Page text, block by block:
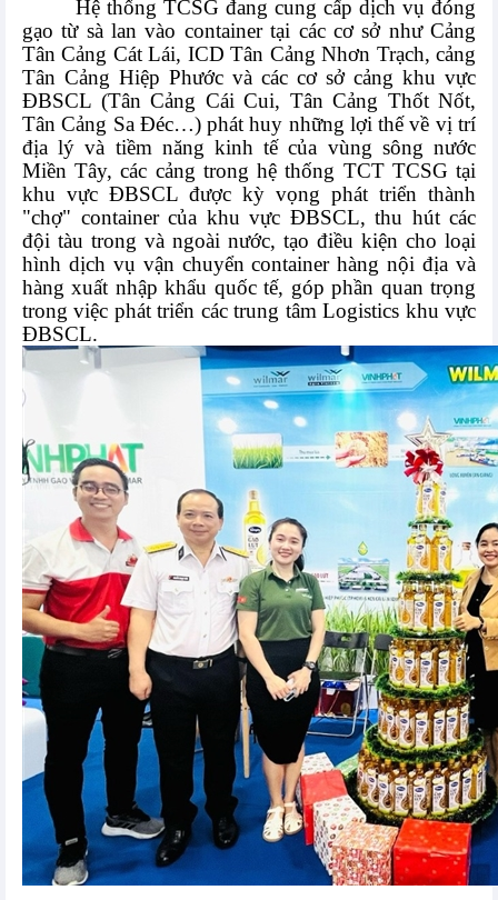
Hệ thống TCSG đang cung cấp dịch vụ đóng
gạo từ sà lan vào container tại các cơ sở như Cảng
Tân Cảng Cát Lái, ICD Tân Cảng Nhơn Trạch, cảng
Tân Cảng Hiệp Phước và các cơ sở cảng khu vực
ĐBSCL (Tân Cảng Cái Cui, Tân Cảng Thốt Nốt,
Tân Cảng Sa Đéc…) phát huy những lợi thế về vị trí
địa lý và tiềm năng kinh tế của vùng sông nước
Miền Tây, các cảng trong hệ thống TCT TCSG tại
khu vực ĐBSCL được kỳ vọng phát triển thành
"chợ" container của khu vực ĐBSCL, thu hút các
đội tàu trong và ngoài nước, tạo điều kiện cho loại
hình dịch vụ vận chuyển container hàng nội địa và
hàng xuất nhập khẩu quốc tế, góp phần quan trọng
trong việc phát triển các trung tâm Logistics khu vực
ĐBSCL.